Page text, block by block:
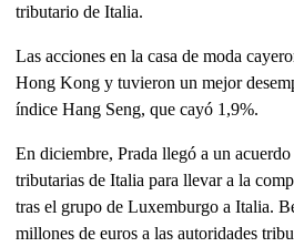
tributario de Italia.
Las acciones en la casa de moda
Hong Kong y tuvieron un mejor
índice Hang Seng, que cayó 1,9%.
En diciembre, Prada llegó a un
tributarias de Italia para llevar a la
tras el grupo de Luxemburgo a Italia.
millones de euros a las autoridades